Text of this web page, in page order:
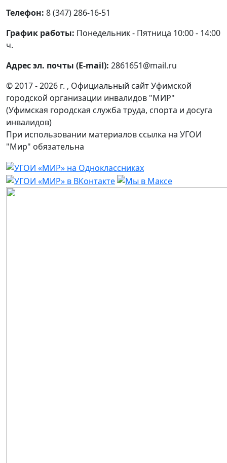
Телефон: 8 (347) 286-16-51
График работы: Понедельник - Пятница 10:00 - 14:00
ч.
Адрес эл. почты (E-mail): 2861651@mail.ru
© 2017 - 2026 г. , Официальный сайт Уфимской
городской организации инвалидов "МИР"
(Уфимская городская служба труда, спорта и досуга
инвалидов)
При использовании материалов ссылка на УГОИ
"Мир" обязательна